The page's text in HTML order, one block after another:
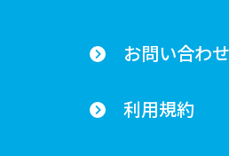
お問い合わせ
利用規約